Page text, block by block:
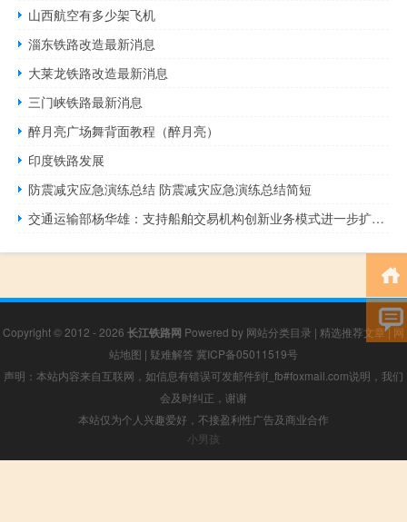
山西航空有多少架飞机
淄东铁路改造最新消息
大莱龙铁路改造最新消息
三门峡铁路最新消息
醉月亮广场舞背面教程（醉月亮）
印度铁路发展
防震减灾应急演练总结 防震减灾应急演练总结简短
交通运输部杨华雄：支持船舶交易机构创新业务模式进一步扩大市场份额
Copyright © 2012 - 2026 长江铁路网 Powered by 网站分类目录 | 精选推荐文章|网
站地图 | 疑难解答 冀ICP备05011519号
声明：本站内容来自互联网，如信息有错误可发邮件到f_fb#foxmail.com说明，我们
会及时纠正，谢谢
本站仅为个人兴趣爱好，不接盈利性广告及商业合作
小男孩